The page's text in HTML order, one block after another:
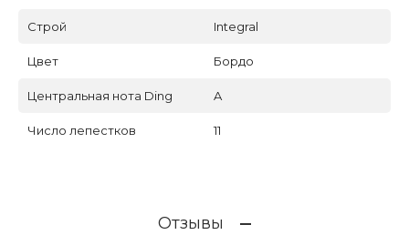
Строй Integral
Цвет Бордо
Центральная нота Ding A
Число лепестков 11
Отзывы